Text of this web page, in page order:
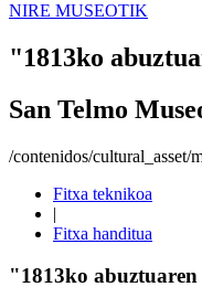
NIRE MUSEOTIK
"1813ko
San Telmo
/contenidos/cultural_asset/
Fitxa teknikoa
|
Fitxa handitua
"1813ko